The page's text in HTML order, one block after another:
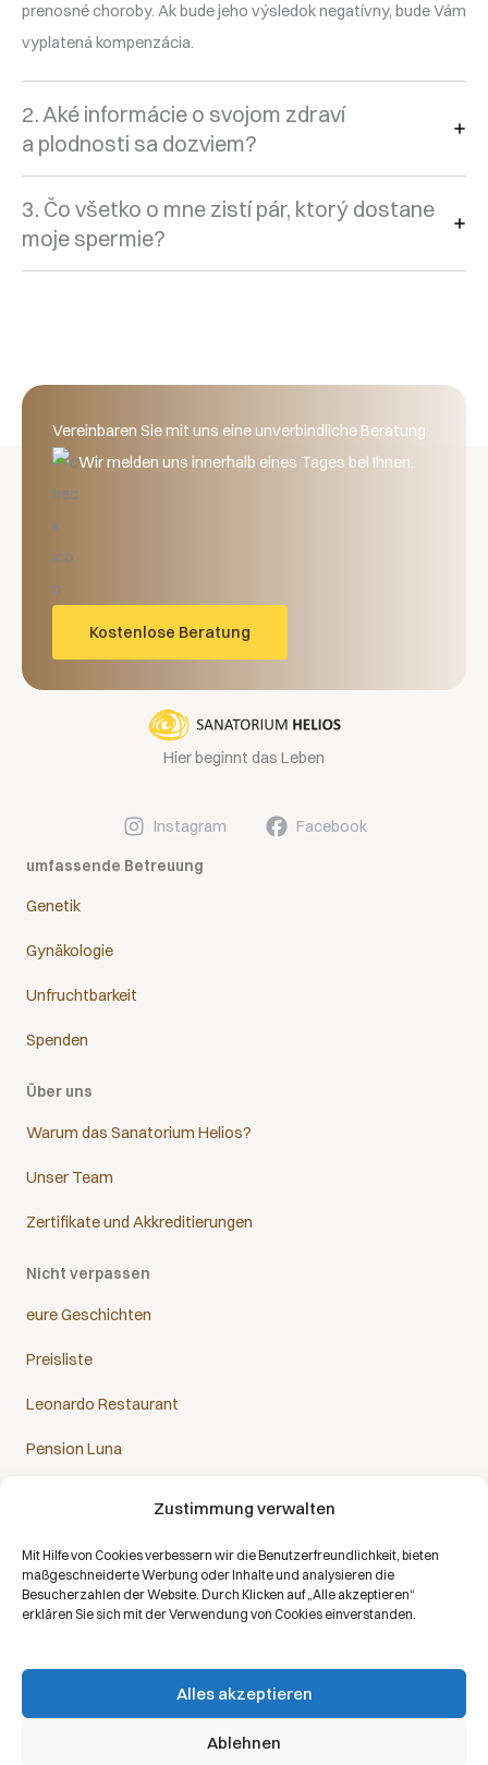
Zustimmung verwalten
Mit Hilfe von Cookies verbessern wir die Benutzerfreundlichkeit, bieten
maßgeschneiderte Werbung oder Inhalte und analysieren die
Besucherzahlen der Website. Durch Klicken auf „Alle akzeptieren“
erklären Sie sich mit der Verwendung von Cookies einverstanden.
Alles akzeptieren
Ablehnen
prenosné choroby. Ak bude jeho výsledok negatívny, bude Vám
vyplatená kompenzácia.
2. Aké informácie o svojom zdraví
a plodnosti sa dozviem?
3. Čo všetko o mne zistí pár, ktorý dostane
moje spermie?
Vereinbaren Sie mit uns eine unverbindliche Beratung
Wir melden uns innerhalb eines Tages bei Ihnen.
Kostenlose Beratung
Hier beginnt das Leben
Instagram Facebook
umfassende Betreuung
Genetik
Gynäkologie
Unfruchtbarkeit
Spenden
Über uns
Warum das Sanatorium Helios?
Unser Team
Zertifikate und Akkreditierungen
Nicht verpassen
eure Geschichten
Preisliste
Leonardo Restaurant
Pension Luna
Das Sanatorium Helios ist Partner aller Krankenkassen:
Copyright © 2026 | Alle Rechte vorbehalten | Sanatorium Helios DE